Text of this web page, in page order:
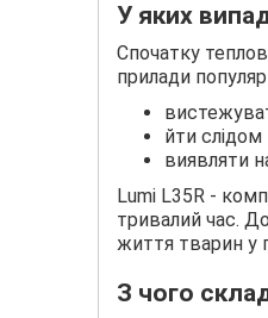
У яких
Спочатку
прилади
йти слідом
виявляти
Lumi L35R -
тривалий час.
життя тварин у
З чого